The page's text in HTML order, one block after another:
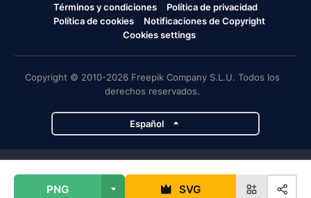
PNG SVG
Términos y condiciones
Política de privacidad
Política de cookies
Notificaciones de Copyright
Cookies settings
Copyright © 2010-2026 Freepik Company S.L.U. Todos los
derechos reservados.
Español